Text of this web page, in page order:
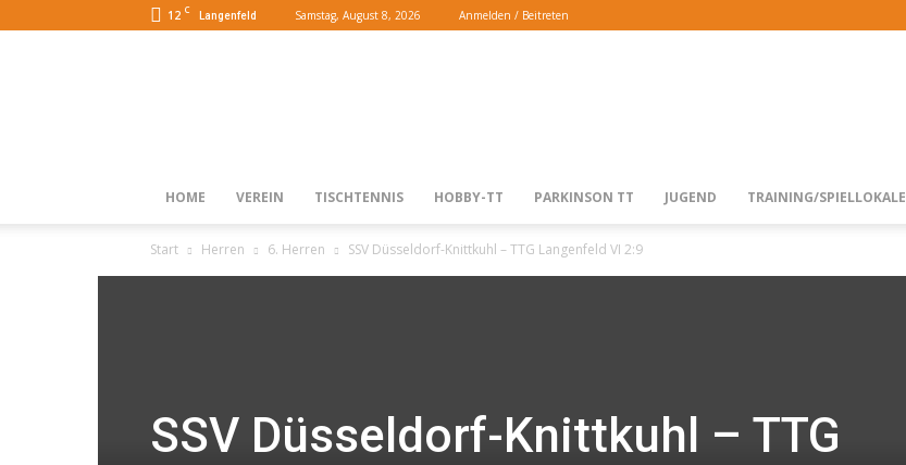
12 C
Langenfeld Samstag, August 8, 2026 Anmelden / Beitreten
HOME VEREIN TISCHTENNIS HOBBY-TT PARKINSON TT JUGEND TRAINING/SPIELLOKALE
Start Herren 6. Herren SSV Düsseldorf-Knittkuhl – TTG Langenfeld VI 2:9
SSV Düsseldorf-Knittkuhl – TTG